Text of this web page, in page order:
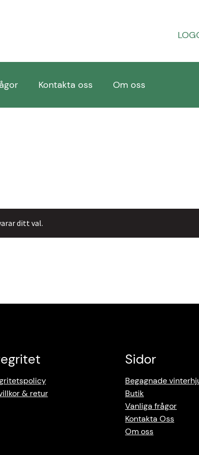
Kontakta oss Om oss
ditt val.
& retur
Sidor
Begagnade
Butik
Vanliga frågor
Kontakta Oss
Om oss